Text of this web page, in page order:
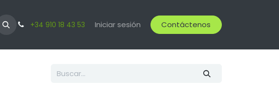
+34 910 18 43 53 Iniciar sesión Contáctenos